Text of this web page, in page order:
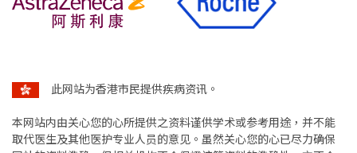
此网站为香港市民提供疾病资讯。
本网站内由关心您的心所提供之资料谨供学术或参考用途，并不能
取代医生及其他医护专业人员的意见。虽然关心您的心已尽力确保